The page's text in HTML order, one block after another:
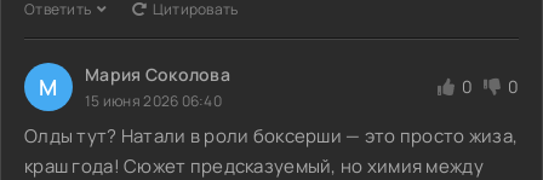
Ответить Цитировать
М Мария Соколова
15 июня 2026 06:40
0 0
Олды тут? Натали в роли боксерши — это просто жиза,
краш года! Сюжет предсказуемый, но химия между